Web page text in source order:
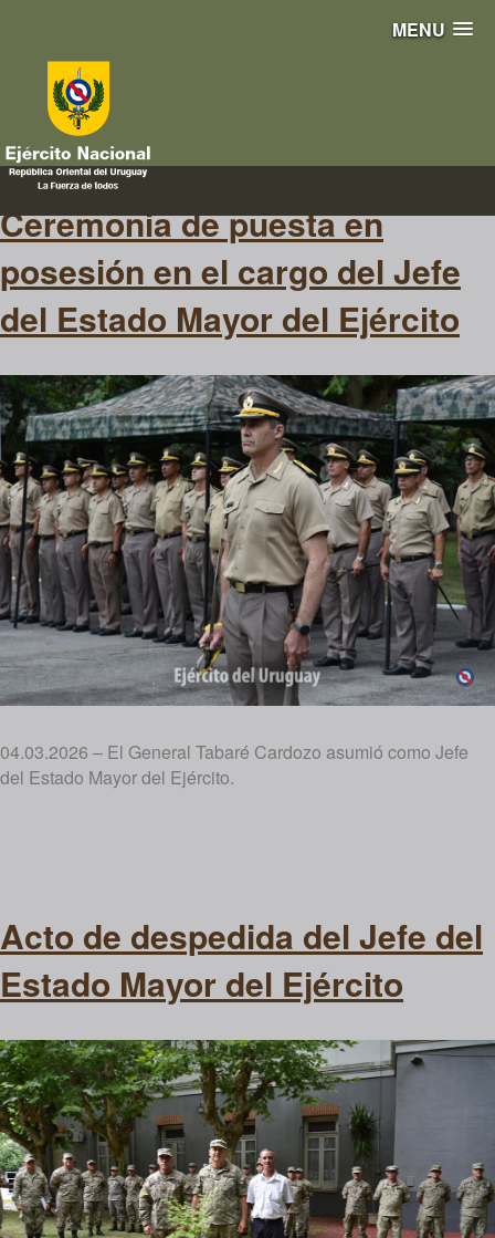
MENU
jefe del EME
Ceremonia de puesta en
posesión en el cargo del Jefe
del Estado Mayor del Ejército
04.03.2026 – El General Tabaré Cardozo asumió como Jefe
del Estado Mayor del Ejército.
Acto de despedida del Jefe del
Estado Mayor del Ejército